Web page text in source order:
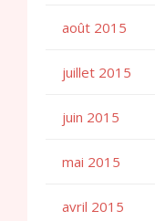
août 2015
juillet 2015
juin 2015
mai 2015
avril 2015